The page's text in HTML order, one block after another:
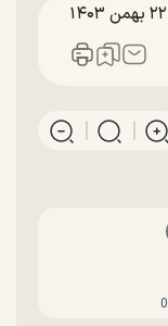
۲۲ بهمن ۱۴۰۳
0